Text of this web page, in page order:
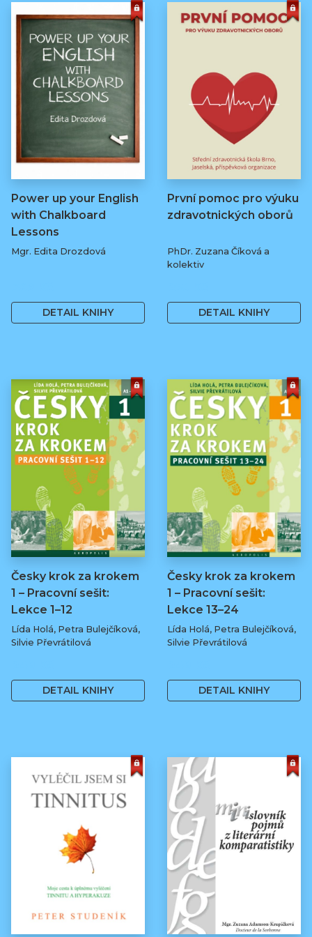
Power up your English
with Chalkboard
Lessons
Mgr. Edita Drozdová
DETAIL KNIHY
První pomoc pro výuku
zdravotnických oborů
PhDr. Zuzana Číková a
kolektiv
DETAIL KNIHY
Česky krok za krokem
1 – Pracovní sešit:
Lekce 1–12
Lída Holá, Petra Bulejčíková,
Silvie Převrátilová
DETAIL KNIHY
Česky krok za krokem
1 – Pracovní sešit:
Lekce 13–24
Lída Holá, Petra Bulejčíková,
Silvie Převrátilová
DETAIL KNIHY